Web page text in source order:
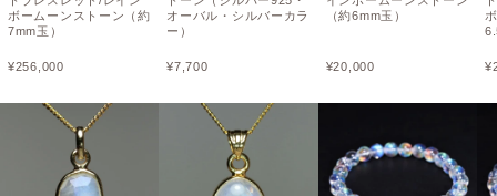
ボームーンストーン（約
7mm玉）
¥256,000
オーバル・シルバーカラ
ー）
¥7,700
（約6mm玉）
¥20,000 ¥